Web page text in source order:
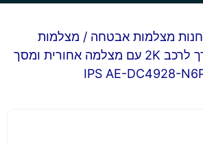
חנות מצלמות אבטחה / מצלמות
/ מצלמת דרך לרכב 2K עם מצלמה אחורית ומסך
IPS AE-DC4928-